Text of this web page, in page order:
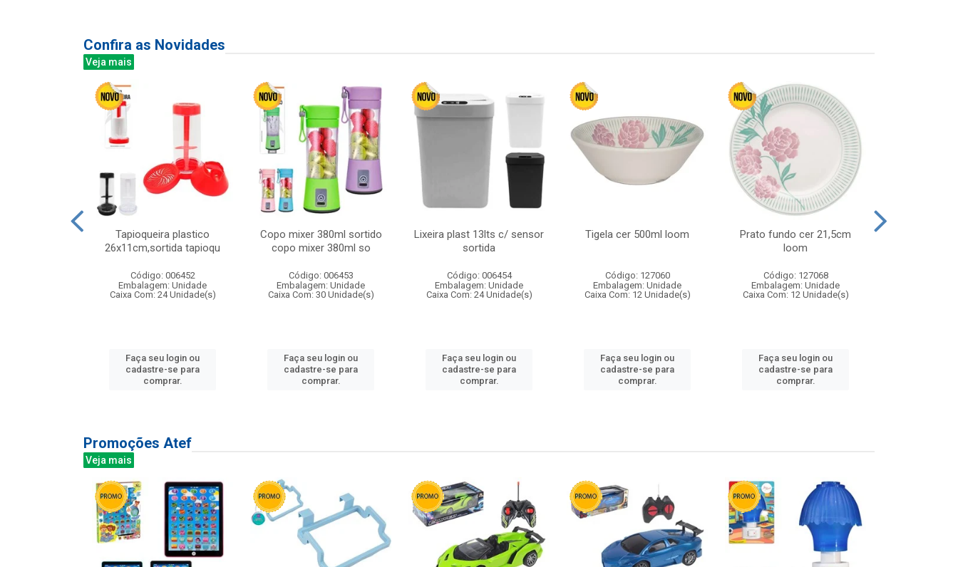
Confira as Novidades
Veja mais
Tapioqueira plastico
26x11cm,sortida tapioqu
Código: 006452
Embalagem: Unidade
Caixa Com: 24 Unidade(s)
Faça seu login ou
cadastre-se para
comprar.
Copo mixer 380ml sortido
copo mixer 380ml so
Código: 006453
Embalagem: Unidade
Caixa Com: 30 Unidade(s)
Faça seu login ou
cadastre-se para
comprar.
Lixeira plast 13lts c/ sensor
sortida
Código: 006454
Embalagem: Unidade
Caixa Com: 24 Unidade(s)
Faça seu login ou
cadastre-se para
comprar.
Tigela cer 500ml loom
Código: 127060
Embalagem: Unidade
Caixa Com: 12 Unidade(s)
Faça seu login ou
cadastre-se para
comprar.
Prato fundo cer 21,5cm
loom
Código: 127068
Embalagem: Unidade
Caixa Com: 12 Unidade(s)
Faça seu login ou
cadastre-se para
comprar.
Promoções Atef
Veja mais